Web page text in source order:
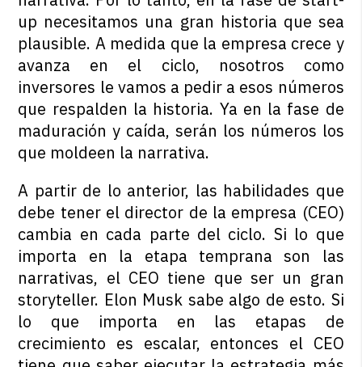
up necesitamos una gran historia que sea
plausible. A medida que la empresa crece y
avanza en el ciclo, nosotros como
inversores le vamos a pedir a esos números
que respalden la historia. Ya en la fase de
maduración y caída, serán los números los
que moldeen la narrativa.
A partir de lo anterior, las habilidades que
debe tener el director de la empresa (CEO)
cambia en cada parte del ciclo. Si lo que
importa en la etapa temprana son las
narrativas, el CEO tiene que ser un gran
storyteller. Elon Musk sabe algo de esto. Si
lo que importa en las etapas de
crecimiento es escalar, entonces el CEO